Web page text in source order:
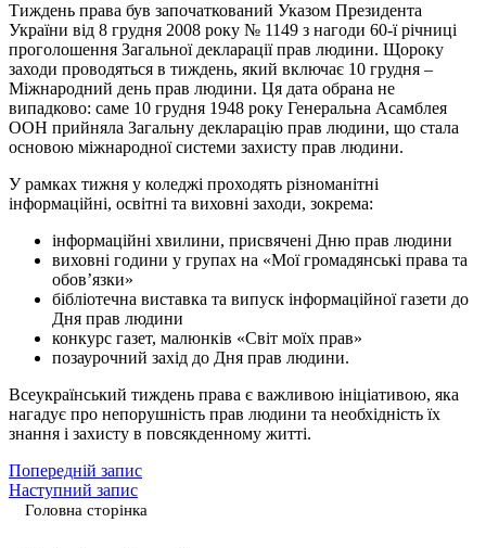
Тиждень права був започаткований Указом Президента
України від 8 грудня 2008 року № 1149 з нагоди 60-ї річниці
проголошення Загальної декларації прав людини. Щороку
заходи проводяться в тиждень, який включає 10 грудня –
Міжнародний день прав людини. Ця дата обрана не
випадково: саме 10 грудня 1948 року Генеральна Асамблея
ООН прийняла Загальну декларацію прав людини, що стала
основою міжнародної системи захисту прав людини.
У рамках тижня у коледжі проходять різноманітні
інформаційні, освітні та виховні заходи, зокрема:
інформаційні хвилини, присвячені Дню прав людини
виховні години у групах на «Мої громадянські права та
обов’язки»
бібліотечна виставка та випуск інформаційної газети до
Дня прав людини
конкурс газет, малюнків «Світ моїх прав»
позаурочний захід до Дня прав людини.
Всеукраїнський тиждень права є важливою ініціативою, яка
нагадує про непорушність прав людини та необхідність їх
знання і захисту в повсякденному житті.
Попередній запис
Наступний запис
Головна сторінка